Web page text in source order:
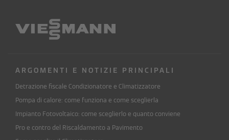
ARGOMENTI E NOTIZIE PRINCIPALI
Detrazione fiscale Condizionatore e Climatizzatore
Pompa di calore: come funziona e come sceglierla
Impianto Fotovoltaico: come sceglierlo e quanto conviene
Pro e contro del Riscaldamento a Pavimento